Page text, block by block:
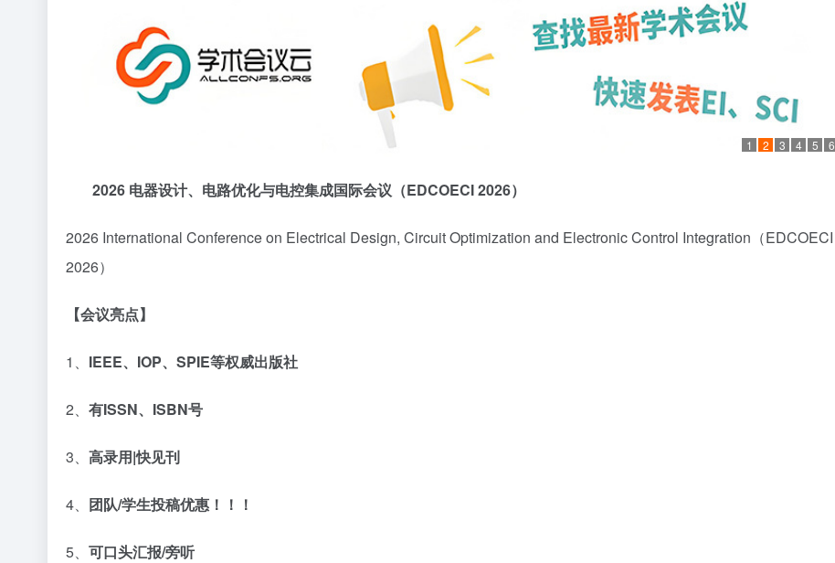
1 2 3 4 5 6
2026 电器设计、电路优化与电控集成国际会议 （EDCOECI 2026）
2026 International Conference on Electrical Design, Circuit Optimization and Electronic Control Integration（EDCOECI
2026）
【会议亮点】
1、 IEEE、 IOP、 SPIE等权威出版社
2、 有ISSN、 ISBN号
3、 高录用|快见刊
4、 团队/学生投稿优惠！！！
5、 可口头汇报/旁听